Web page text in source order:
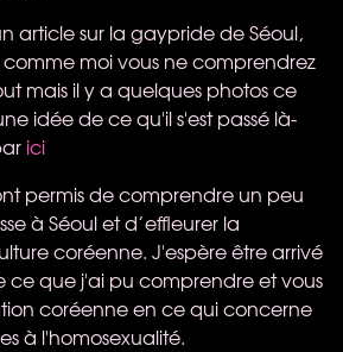
article sur la gaypride de Séoul,
moi vous ne comprendrez
mais il y a quelques photos ce
idée de ce qu'il s'est passé là-
ici
permis de comprendre un peu
à Séoul et d’effleurer la
coréenne. J'espère être arrivé
ce que j'ai pu comprendre et vous
coréenne en ce qui concerne
à l'homosexualité.